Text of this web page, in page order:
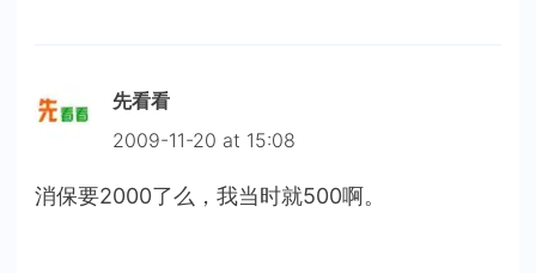
先看看
2009-11-20 at 15:08
消保要2000了么，我当时就500啊。